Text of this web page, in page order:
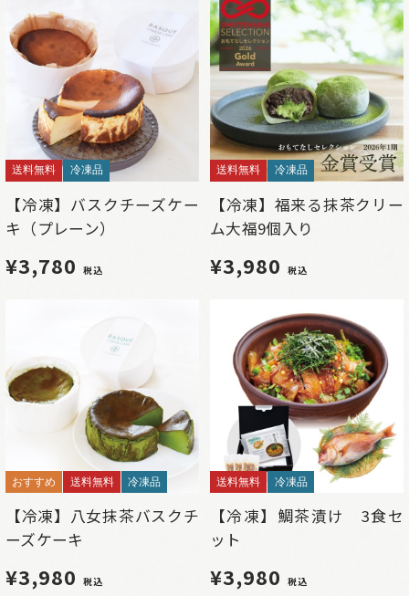
送料無料 冷凍品
【冷凍】バスクチーズケー
キ（プレーン）
¥3,780 税込
送料無料 冷凍品
【冷凍】福来る抹茶クリー
ム大福9個入り
¥3,980 税込
おすすめ 送料無料 冷凍品
【冷凍】八女抹茶バスクチ
ーズケーキ
¥3,980 税込
送料無料 冷凍品
【冷凍】鯛茶漬け 3食セ
ット
¥3,980 税込